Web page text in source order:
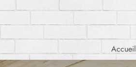
Accueil